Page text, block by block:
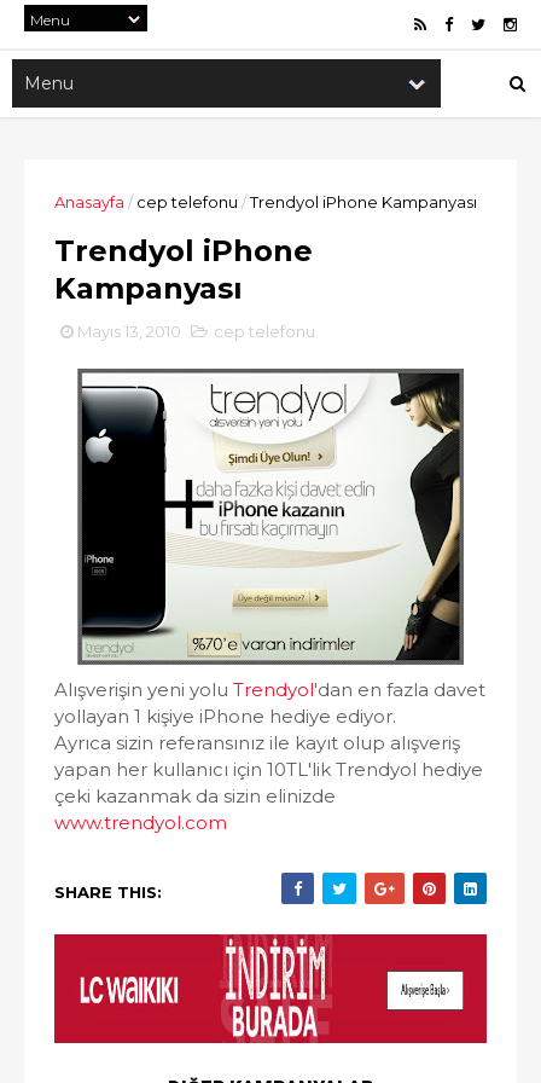
Anasayfa / cep telefonu /Trendyol iPhone Kampanyası
Trendyol iPhone
Kampanyası
Mayıs 13, 2010 cep telefonu
Alışverişin yeni yolu Trendyol'dan en fazla davet
yollayan 1 kişiye iPhone hediye ediyor.
Ayrıca sizin referansınız ile kayıt olup alışveriş
yapan her kullanıcı için 10TL'lik Trendyol hediye
çeki kazanmak da sizin elinizde
www.trendyol.com
SHARE THIS: